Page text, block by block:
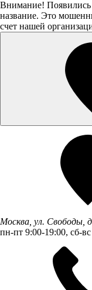
Внимание!
название. Это
счет нашей
Москва, ул. Свободы,
пн-пт 9:00-19:00, сб-вс